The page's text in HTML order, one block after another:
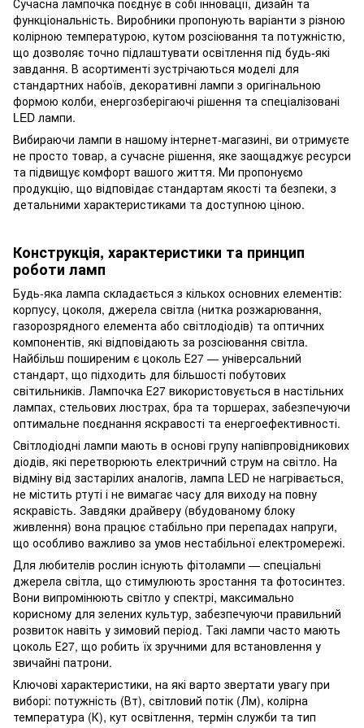
Сучасна лампочка поєднує в собі інновації, дизайн та
функціональність. Виробники пропонують варіанти з різною
колірною температурою, кутом розсіювання та потужністю,
що дозволяє точно підлаштувати освітлення під будь-які
завдання. В асортименті зустрічаються моделі для
стандартних набоїв, декоративні лампи з оригінальною
формою колби, енергозберігаючі рішення та спеціалізовані
LED лампи.
Вибираючи лампи в нашому інтернет-магазині, ви отримуєте
не просто товар, а сучасне рішення, яке заощаджує ресурси
та підвищує комфорт вашого життя. Ми пропонуємо
продукцію, що відповідає стандартам якості та безпеки, з
детальними характеристиками та доступною ціною.
Конструкція, характеристики та принцип
роботи ламп
Будь-яка лампа складається з кількох основних елементів:
корпусу, цоколя, джерела світла (нитка розжарювання,
газорозрядного елемента або світлодіодів) та оптичних
компонентів, які відповідають за розсіювання світла.
Найбільш поширеним є цоколь Е27 — універсальний
стандарт, що підходить для більшості побутових
світильників. Лампочка Е27 використовується в настільних
лампах, стельових люстрах, бра та торшерах, забезпечуючи
оптимальне поєднання яскравості та енергоефективності.
Світлодіодні лампи мають в основі групу напівпровідникових
діодів, які перетворюють електричний струм на світло. На
відміну від застарілих аналогів, лампа LED не нагрівається,
не містить ртуті і не вимагає часу для виходу на повну
яскравість. Завдяки драйверу (вбудованому блоку
живлення) вона працює стабільно при перепадах напруги,
що особливо важливо за умов нестабільної електромережі.
Для любителів рослин існують фітолампи — спеціальні
джерела світла, що стимулюють зростання та фотосинтез.
Вони випромінюють світло у спектрі, максимально
корисному для зелених культур, забезпечуючи правильний
розвиток навіть у зимовий період. Такі лампи часто мають
цоколь Е27, що робить їх зручними для встановлення у
звичайні патрони.
Ключові характеристики, на які варто звертати увагу при
виборі: потужність (Вт), світловий потік (Лм), колірна
температура (К), кут освітлення, термін служби та тип